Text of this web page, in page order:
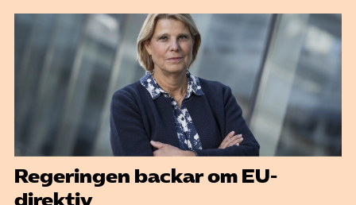
Regeringen backar om EU-
direktiv